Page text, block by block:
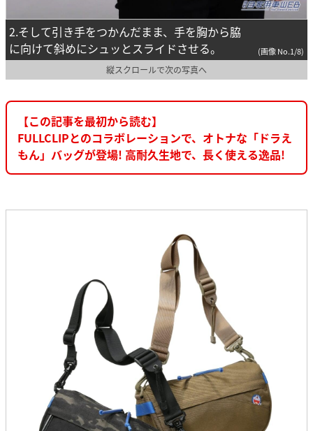
2.そして引き手をつかんだまま、手を胸から脇
に向けて斜めにシュッとスライドさせる。
(画像 No.1/8)
縦スクロールで次の写真へ
【この記事を最初から読む】
FULLCLIPとのコラボレーションで、オトナな「ドラえ
もん」バッグが登場! 高耐久生地で、長く使える逸品!